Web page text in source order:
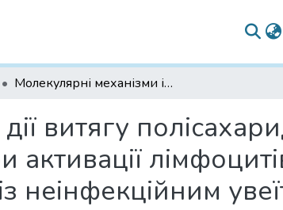
Молекулярні механізми імуномодулюючої дії витягу полісахаридів алое та водного екстракту алое на маркери активації лімфоцитів СD 5+, СD 54+ (ICAM-1) in vitro в пацієнтів із неінфекційним увеїтом і вірусним кератитом
витягу
неінфекційним